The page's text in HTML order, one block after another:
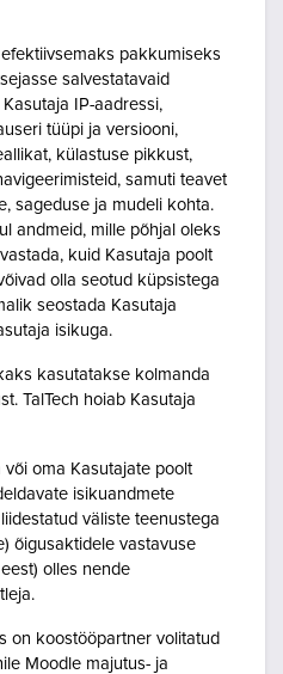
pakkumiseks
salvestatavaid
IP-aadressi,
tüüpi ja versiooni,
külastuse pikkust,
samuti teavet
sageduse ja mudeli kohta.
andmeid, mille põhjal oleks
kuid Kasutaja poolt
olla seotud küpsistega
seostada Kasutaja
isikuga.
kasutatakse kolmanda
TalTech hoiab Kasutaja
või oma Kasutajate poolt
isikuandmete
väliste teenustega
õigusaktidele vastavuse
olles nende
on koostööpartner volitatud
Moodle majutus- ja